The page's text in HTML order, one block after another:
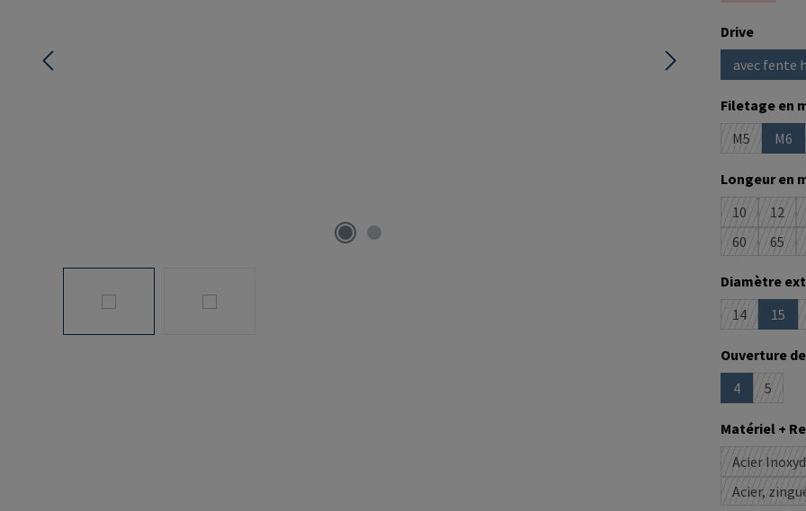
Sélectionnez
Drive
avec fente
Filetage en
M5
(Cette
M6
Longeur en
10
(Cette
12
60
(Cette
65
Diamètre
14
(Cette
15
Sélectionnez
Ouverture
4
(Cette
5
(Cette
Matériel +
Acier
Acier,
(Cette